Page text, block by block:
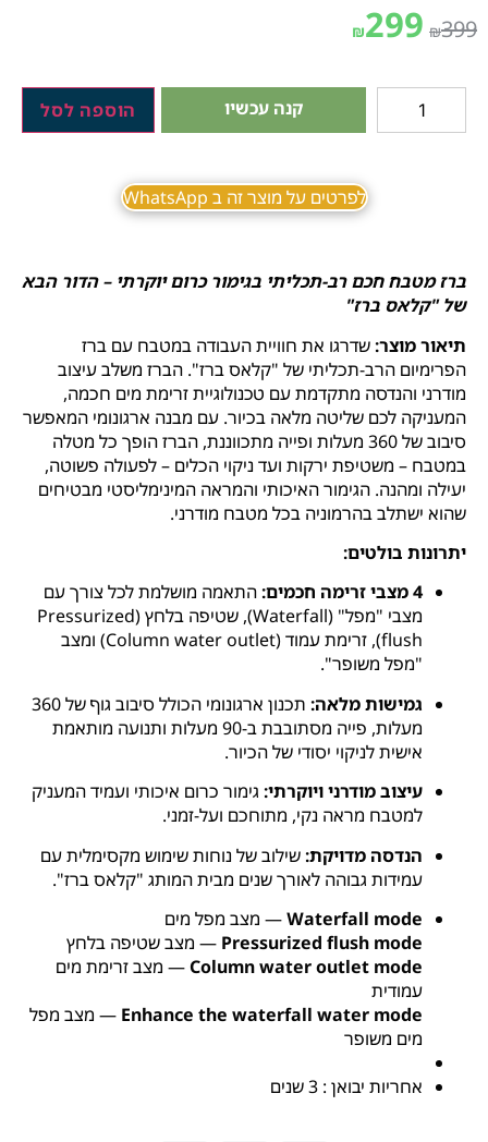
₪399
₪299
קנה עכשיו הוספה לסל
לפרטים על מוצר זה ב WhatsApp
ברז מטבח חכם רב-תכליתי בגימור כרום יוקרתי – הדור הבא
של "קלאס ברז"
תיאור מוצר:שדרגו את חוויית העבודה במטבח עם ברז
הפרימיום הרב-תכליתי של "קלאס ברז". הברז משלב עיצוב
מודרני והנדסה מתקדמת עם טכנולוגיית זרימת מים חכמה,
המעניקה לכם שליטה מלאה בכיור. עם מבנה ארגונומי המאפשר
סיבוב של 360 מעלות ופייה מתכווננת, הברז הופך כל מטלה
במטבח – משטיפת ירקות ועד ניקוי הכלים – לפעולה פשוטה,
יעילה ומהנה. הגימור האיכותי והמראה המינימליסטי מבטיחים
שהוא ישתלב בהרמוניה בכל מטבח מודרני.
יתרונות בולטים:
4 מצבי זרימה חכמים:
התאמה מושלמת לכל צורך עם
מצבי "מפל" (Waterfall), שטיפה בלחץ (Pressurized
flush), זרימת עמוד (Column water outlet) ומצב
"מפל משופר".
גמישות מלאה:
תכנון ארגונומי הכולל סיבוב גוף של 360
מעלות, פייה מסתובבת ב-90 מעלות ותנועה מותאמת
אישית לניקוי יסודי של הכיור.
עיצוב מודרני ויוקרתי: גימור כרום איכותי ועמיד המעניק
למטבח מראה נקי, מתוחכם ועל-זמני.
הנדסה מדויקת:שילוב של נוחות שימוש מקסימלית עם
עמידות גבוהה לאורך שנים מבית המותג "קלאס ברז".
Waterfall mode— מצב מפל מים
Pressurized flush mode — מצב שטיפה בלחץ
Column water outlet mode— מצב זרימת מים
עמודית
Enhance the waterfall water mode — מצב מפל
מים משופר
אחריות יבואן : 3 שנים